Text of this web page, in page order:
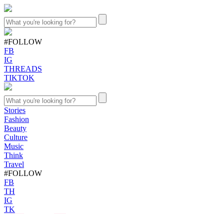
#FOLLOW
FB
IG
THREADS
TIKTOK
Stories
Fashion
Beauty
Culture
Music
Think
Travel
#FOLLOW
FB
TH
IG
TK